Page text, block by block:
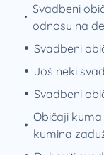
Svadbeni
odnosu na
Svadbeni
Još neki
Svadbeni
Običaji
kumina